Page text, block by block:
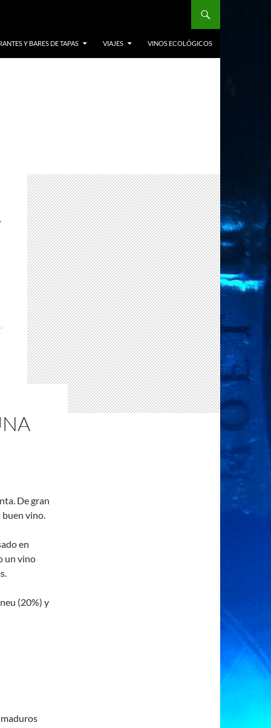
Y BARES DE TAPAS VIAJES VINOS ECOLÓGICOS
De gran
buen vino.
en
un vino
(20%) y